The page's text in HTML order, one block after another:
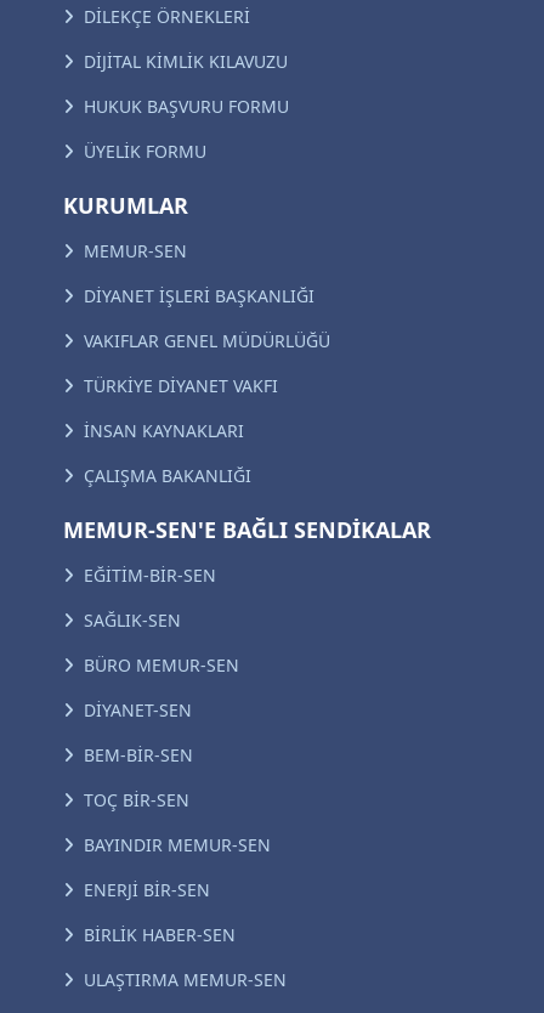
DİLEKÇE ÖRNEKLERİ
DİJİTAL KİMLİK KILAVUZU
HUKUK BAŞVURU FORMU
ÜYELİK FORMU
KURUMLAR
MEMUR-SEN
DİYANET İŞLERİ BAŞKANLIĞI
VAKIFLAR GENEL MÜDÜRLÜĞÜ
TÜRKİYE DİYANET VAKFI
İNSAN KAYNAKLARI
ÇALIŞMA BAKANLIĞI
MEMUR-SEN'E BAĞLI SENDİKALAR
EĞİTİM-BİR-SEN
SAĞLIK-SEN
BÜRO MEMUR-SEN
DİYANET-SEN
BEM-BİR-SEN
TOÇ BİR-SEN
BAYINDIR MEMUR-SEN
ENERJİ BİR-SEN
BİRLİK HABER-SEN
ULAŞTIRMA MEMUR-SEN